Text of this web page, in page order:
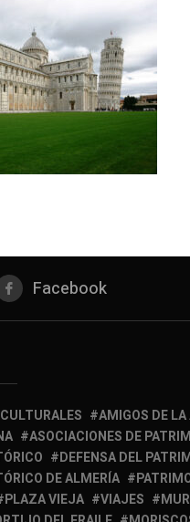
Facebook
AMIGOS DE
ASOCIACIONES DE
DEFENSA DEL
DE ALMERÍA
PLAZA VIEJA VIAJES